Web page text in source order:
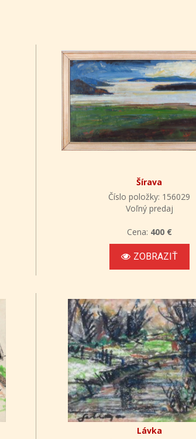
Šírava
Číslo položky: 156029
Voľný predaj
Cena: 400 €
ZOBRAZIŤ
Lávka